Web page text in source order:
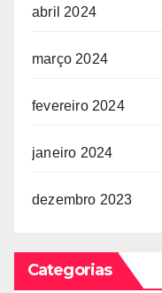
abril 2024
março 2024
fevereiro 2024
janeiro 2024
dezembro 2023
Categorias